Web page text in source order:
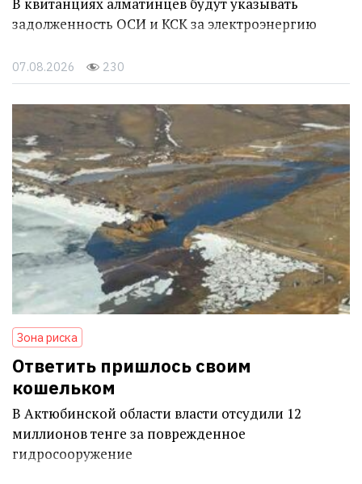
В квитанциях алматинцев будут указывать
задолженность ОСИ и КСК за электроэнергию
07.08.2026 230
Зона риска
Ответить пришлось своим
кошельком
В Актюбинской области власти отсудили 12
миллионов тенге за поврежденное
гидросооружение